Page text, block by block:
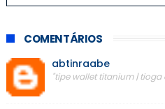
COMENTÁRIOS
abtinraabe
"tipe wallet titanium | tioga